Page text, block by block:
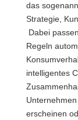
das
Strategie,
Dabei
Regeln
intelligentes
erscheinen